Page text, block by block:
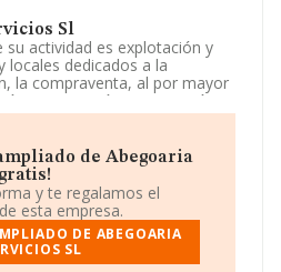
Sl
su actividad es explotación y
locales dedicados a la
la compraventa, al por mayor
importación, exportación,
de productos alimen. La
corresponde a
de productos diversos',
realiza actividad de
de la compañía en 2017,
las ventas han crecido
de Abegoaria
y te regalamos el
esta empresa.
DE ABEGOARIA
SL